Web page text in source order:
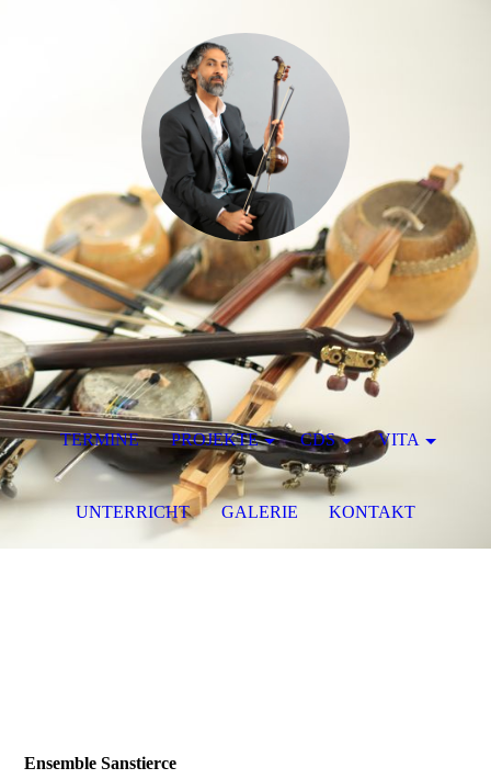
Ensemble Sanstierce
TERMINE PROJEKTE CDS VITA
UNTERRICHT GALERIE KONTAKT